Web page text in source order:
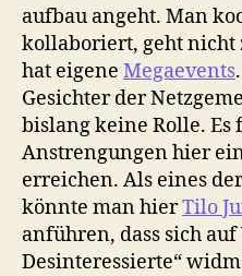
aufbau angeht. Man
kollaboriert, geht nicht
hat eigene Megaevents
Gesichter der
bislang keine Rolle. Es
Anstrengungen hier
erreichen. Als eines
könnte man hierTilo
anführen, dass sich
Desinteressierte“